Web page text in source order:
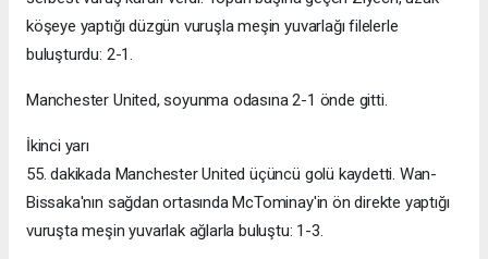
köşeye yaptığı düzgün vuruşla meşin yuvarlağı filelerle
buluşturdu: 2-1.
Manchester United, soyunma odasına 2-1 önde gitti.
İkinci yarı
55. dakikada Manchester United üçüncü golü kaydetti. Wan-
Bissaka'nın sağdan ortasında McTominay'in ön direkte yaptığı
vuruşta meşin yuvarlak ağlarla buluştu: 1-3.